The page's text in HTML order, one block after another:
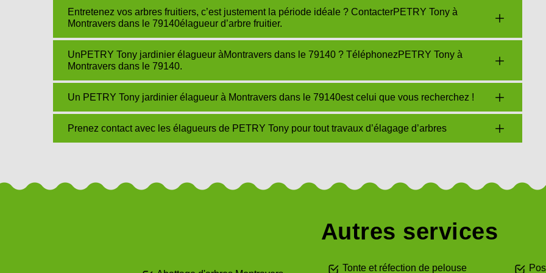
Entretenez vos arbres fruitiers, c’est justement la période idéale ? ContacterPETRY Tony à
Montravers dans le 79140élagueur d’arbre fruitier.
UnPETRY Tony jardinier élagueur àMontravers dans le 79140 ? TéléphonezPETRY Tony à
Montravers dans le 79140.
Un PETRY Tony jardinier élagueur à Montravers dans le 79140est celui que vous recherchez !
Prenez contact avec les élagueurs de PETRY Tony pour tout travaux d’élagage d’arbres
Autres services
Tonte et réfection de pelouse